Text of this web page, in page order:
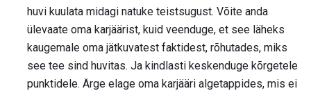
huvi kuulata midagi natuke teistsugust. Võite anda
ülevaate oma karjäärist, kuid veenduge, et see läheks
kaugemale oma jätkuvatest faktidest, rõhutades, miks
see tee sind huvitas. Ja kindlasti keskenduge kõrgetele
punktidele. Ärge elage oma karjääri algetappides, mis ei